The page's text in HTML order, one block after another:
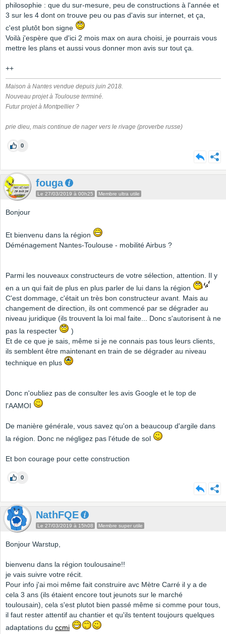
philosophie : que du sur-mesure, peu de constructions à l'année et
3 sur les 4 dont on trouve peu ou pas d'avis sur internet, et ça,
c'est plutôt bon signe
Voilà j'espère que d'ici 2 mois max on aura choisi, je pourrais vous
mettre les plans et aussi vous donner mon avis sur tout ça.
++
Maison à Nantes vendue depuis juin 2018.
Nouveau projet à Toulouse terminé.
Futur projet à Montpellier ?
prie dieu, mais continue de nager vers le rivage (proverbe russe)
0
fouga
Le 27/03/2019 à 00h25 Membre ultra utile
Bonjour
Et bienvenu dans la région
Déménagement Nantes-Toulouse - mobilité Airbus ?
Parmi les nouveaux constructeurs de votre sélection, attention. Il y
en a un qui fait de plus en plus parler de lui dans la région
C'est dommage, c'était un très bon constructeur avant. Mais au
changement de direction, ils ont commencé par se dégrader au
niveau juridique (ils trouvent la loi mal faite... Donc s'autorisent à ne
pas la respecter
)
Et de ce que je sais, même si je ne connais pas tous leurs clients,
ils semblent être maintenant en train de se dégrader au niveau
technique en plus
Donc n'oubliez pas de consulter les avis Google et le top de
l'AAMOI
De manière générale, vous savez qu'on a beaucoup d'argile dans
la région. Donc ne négligez pas l'étude de sol
Et bon courage pour cette construction
0
NathFQE
Le 27/03/2019 à 15h08 Membre super utile
Bonjour Warstup,
bienvenu dans la région toulousaine!!
je vais suivre votre récit.
Pour info j'ai moi même fait construire avc Mètre Carré il y a de
cela 3 ans (ils étaient encore tout jeunots sur le marché
toulousain), cela s'est plutot bien passé même si comme pour tous,
il faut rester attentif au chantier et qu'ils tentent toujours quelques
adaptations du ccmi